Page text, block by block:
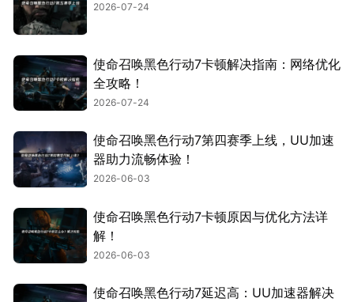
2026-07-24
使命召唤黑色行动7卡顿解决指南：网络优化
全攻略！
2026-07-24
使命召唤黑色行动7第四赛季上线，UU加速
器助力流畅体验！
2026-06-03
使命召唤黑色行动7卡顿原因与优化方法详
解！
2026-06-03
使命召唤黑色行动7延迟高：UU加速器解决